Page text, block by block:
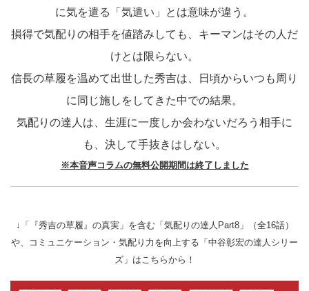
に気を遣る「気遣い」とは意味が違う。
損得で気配りの相手を値踏みしても、キーマンはその人だ
けとは限らない。
信長の草履を温めて出世した秀吉は、日頃からいつも周り
に同じ施しをしてきた中での結果。
気配りの達人は、生涯に一度しか会わないだろう相手に
も、決して手抜きはしない。
※本音声コラムの無料公開期間は終了しました
↓「『秀吉の草履』の真実」を含む「気配りの達人Part8」（全16話）
や、コミュニケーション・気配り力を向上する「中谷彰宏の達人シリー
ズ」はこちらから！